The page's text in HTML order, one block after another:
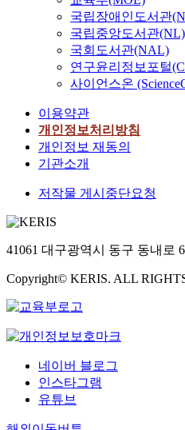
국립장애인도서관
국립중앙도서관(NL)
국회도서관(NAL)
연구윤리정보포털
사이언스온
이용약관
개인정보처리방침
개인정보 재동의
기관소개
저작물 게시중단요청
41061 대구광역시 동구 동내로
Copyright© KERIS. ALL
네이버 블로그
인스타그램
유튜브